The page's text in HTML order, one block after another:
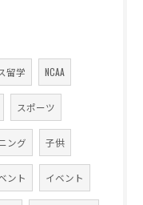
留学 NCAA
スポーツ
ング 子供
ント イベント